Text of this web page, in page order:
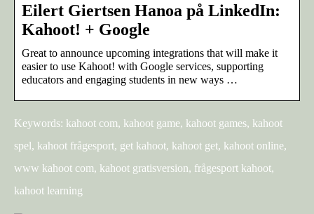
Eilert Giertsen Hanoa på LinkedIn:
Kahoot! + Google
Great to announce upcoming integrations that will make it
easier to use Kahoot! with Google services, supporting
educators and engaging students in new ways …
Keywords: kahoot com, kahoot game, kahoot games, kahoot
spel, kahoot frågesport, get kahoot, kahoot get, kahoot online,
www kahoot com, kahoot gratisversion, frågesport kahoot,
kahoot learning